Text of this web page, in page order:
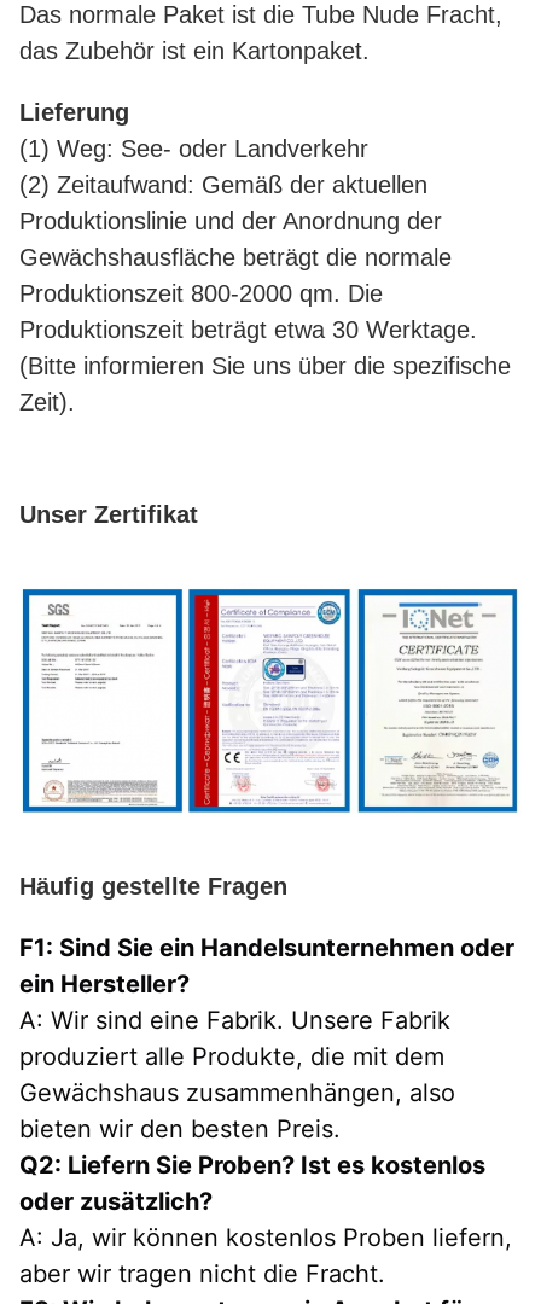
Das normale Paket ist die Tube Nude Fracht,
das Zubehör ist ein Kartonpaket.
Lieferung
(1) Weg: See- oder Landverkehr
(2) Zeitaufwand: Gemäß der aktuellen
Produktionslinie und der Anordnung der
Gewächshausfläche beträgt die normale
Produktionszeit 800-2000 qm. Die
Produktionszeit beträgt etwa 30 Werktage.
(Bitte informieren Sie uns über die spezifische
Zeit).
Unser Zertifikat
Häufig gestellte Fragen
F1: Sind Sie ein Handelsunternehmen oder
ein Hersteller?
A: Wir sind eine Fabrik. Unsere Fabrik
produziert alle Produkte, die mit dem
Gewächshaus zusammenhängen, also
bieten wir den besten Preis.
Q2: Liefern Sie Proben? Ist es kostenlos
oder zusätzlich?
A: Ja, wir können kostenlos Proben liefern,
aber wir tragen nicht die Fracht.